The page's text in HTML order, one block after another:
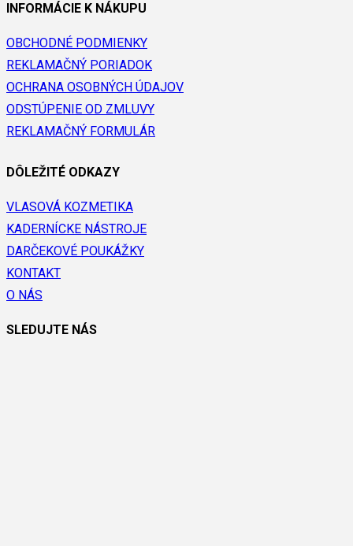
INFORMÁCIE K NÁKUPU
OBCHODNÉ PODMIENKY
REKLAMAČNÝ PORIADOK
OCHRANA OSOBNÝCH ÚDAJOV
ODSTÚPENIE OD ZMLUVY
REKLAMAČNÝ FORMULÁR
DÔLEŽITÉ ODKAZY
VLASOVÁ KOZMETIKA
KADERNÍCKE NÁSTROJE
DARČEKOVÉ POUKÁŽKY
KONTAKT
O NÁS
SLEDUJTE NÁS